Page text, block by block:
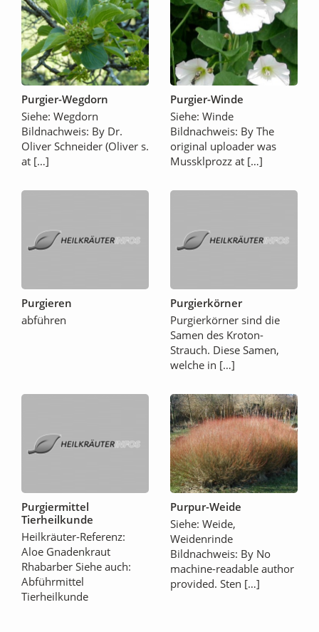
Purgier-Wegdorn
Siehe: Wegdorn
Bildnachweis: By Dr.
Oliver Schneider (Oliver s.
at […]
Purgier-Winde
Siehe: Winde
Bildnachweis: By The
original uploader was
Mussklprozz at […]
Purgieren
abführen
Purgierkörner
Purgierkörner sind die
Samen des Kroton-
Strauch. Diese Samen,
welche in […]
Purgiermittel
Tierheilkunde
Heilkräuter-Referenz:
Aloe Gnadenkraut
Rhabarber Siehe auch:
Abführmittel
Tierheilkunde
Purpur-Weide
Siehe: Weide,
Weidenrinde
Bildnachweis: By No
machine-readable author
provided. Sten […]